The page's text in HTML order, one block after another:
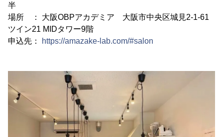
半
場所 ： 大阪OBPアカデミア 大阪市中央区城見2-1-61
ツイン21 MIDタワー9階
申込先：
https://amazake-lab.com/#salon